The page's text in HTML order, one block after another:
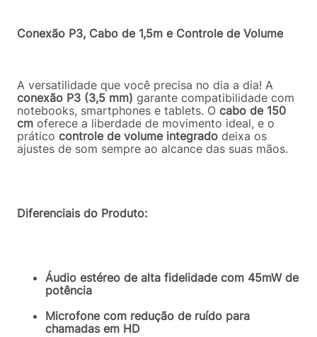
Conexão P3, Cabo de 1,5m e Controle de Volume
A versatilidade que você precisa no dia a dia! A
conexão P3 (3,5 mm) garante compatibilidade com
notebooks, smartphones e tablets. O cabo de 150
cm oferece a liberdade de movimento ideal, e o
prático controle de volume integrado deixa os
ajustes de som sempre ao alcance das suas mãos.
Diferenciais do Produto:
Áudio estéreo de alta fidelidade com 45mW de
potência
Microfone com redução de ruído para
chamadas em HD